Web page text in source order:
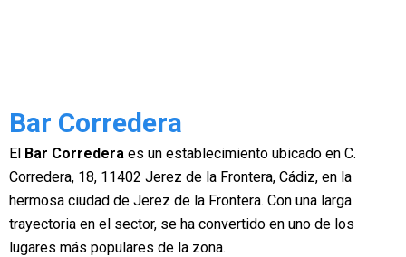
Bar Corredera
El Bar Corredera es un establecimiento ubicado en C.
Corredera, 18, 11402 Jerez de la Frontera, Cádiz, en la
hermosa ciudad de Jerez de la Frontera. Con una larga
trayectoria en el sector, se ha convertido en uno de los
lugares más populares de la zona.